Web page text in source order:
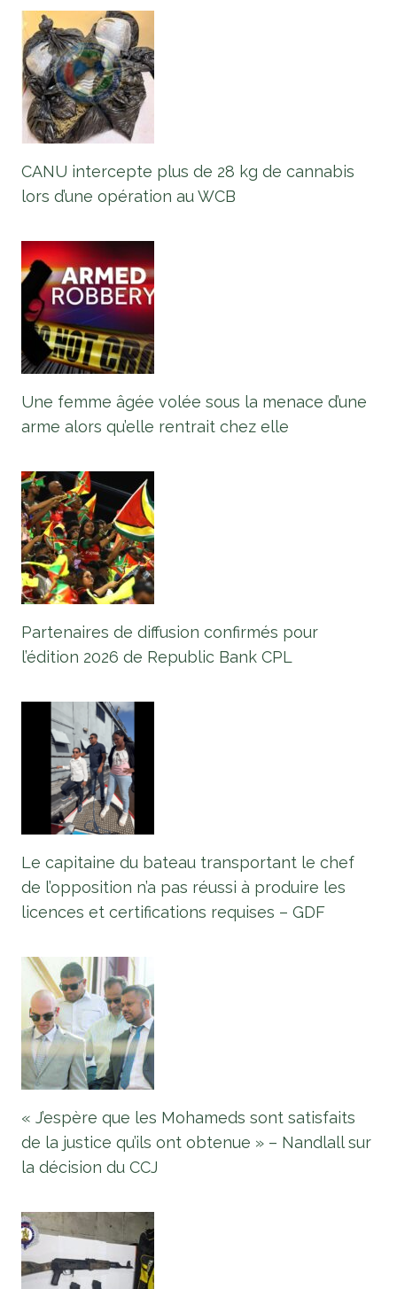
CANU intercepte plus de 28 kg de cannabis
lors d’une opération au WCB
Une femme âgée volée sous la menace d’une
arme alors qu’elle rentrait chez elle
Partenaires de diffusion confirmés pour
l’édition 2026 de Republic Bank CPL
Le capitaine du bateau transportant le chef
de l’opposition n’a pas réussi à produire les
licences et certifications requises – GDF
« J’espère que les Mohameds sont satisfaits
de la justice qu’ils ont obtenue » – Nandlall sur
la décision du CCJ